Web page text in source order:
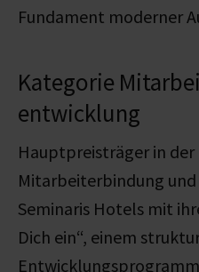
Fundament moderner
Kategorie
entwicklung
Hauptpreisträger in
Mitarbeiterbindung
Seminaris Hotels mit
Dich ein“, einem